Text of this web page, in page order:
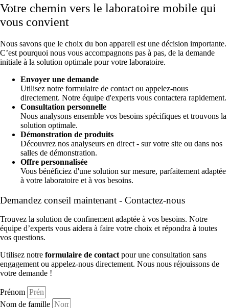
Votre chemin vers le laboratoire mobile qui
vous convient
Nous savons que le choix du bon appareil est une décision importante.
C’est pourquoi nous vous accompagnons pas à pas, de la demande
initiale à la solution optimale pour votre laboratoire.
Envoyer une demande
Utilisez notre formulaire de contact ou appelez-nous
directement. Notre équipe d'experts vous contactera rapidement.
Consultation personnelle
Nous analysons ensemble vos besoins spécifiques et trouvons la
solution optimale.
Démonstration de produits
Découvrez nos analyseurs en direct - sur votre site ou dans nos
salles de démonstration.
Offre personnalisée
Vous bénéficiez d'une solution sur mesure, parfaitement adaptée
à votre laboratoire et à vos besoins.
Demandez conseil maintenant - Contactez-nous
Trouvez la solution de confinement adaptée à vos besoins. Notre
équipe d’experts vous aidera à faire votre choix et répondra à toutes
vos questions.
Utilisez notre formulaire de contact pour une consultation sans
engagement ou appelez-nous directement. Nous nous réjouissons de
votre demande !
Prénom
Nom de famille